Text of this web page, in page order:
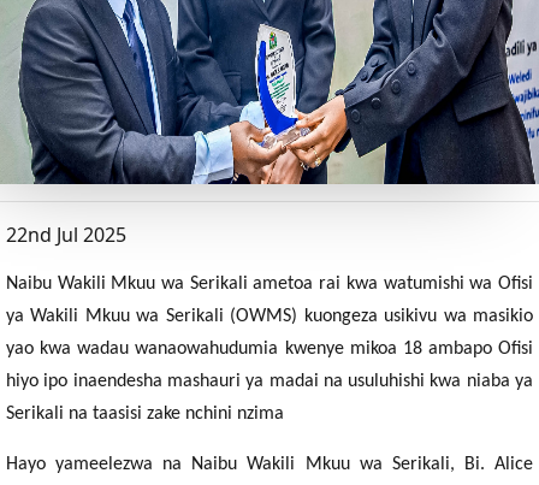
22nd Jul 2025
Naibu Wakili Mkuu wa Serikali ametoa rai kwa watumishi wa Ofisi
ya Wakili Mkuu wa Serikali (OWMS) kuongeza usikivu wa masikio
yao kwa wadau wanaowahudumia kwenye mikoa 18 ambapo Ofisi
hiyo ipo inaendesha mashauri ya madai na usuluhishi kwa niaba ya
Serikali na taasisi zake nchini nzima
Hayo yameelezwa na Naibu Wakili Mkuu wa Serikali, Bi. Alice